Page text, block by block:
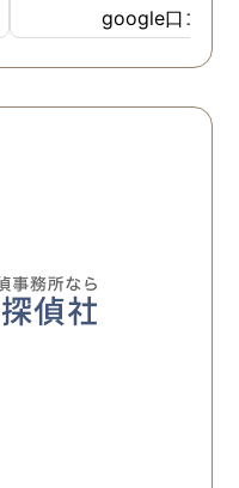
応も良く、安心して相談
きました。 調査後に弁
さんも紹介していただき
した！ありがとうござい
google口コミ